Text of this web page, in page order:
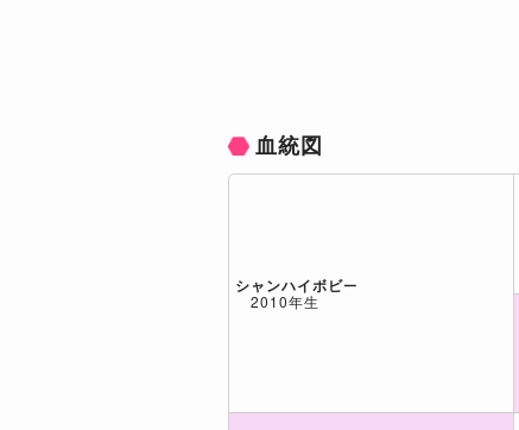
血統図
シャンハイボビー
2010年生